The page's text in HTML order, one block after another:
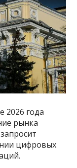
2026 года
рынка
цифровых